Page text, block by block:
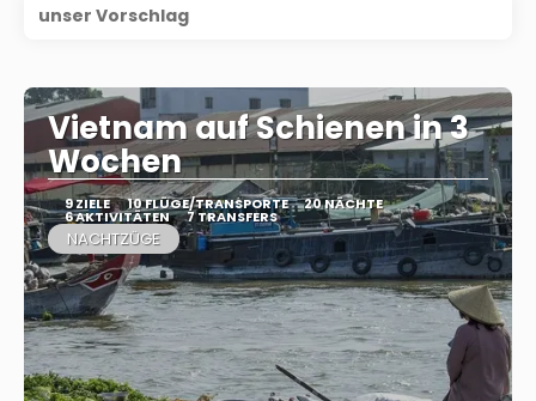
unser Vorschlag
Vietnam auf Schienen in 3
Wochen
9 ZIELE 10 FLÜGE/TRANSPORTE 20 NÄCHTE
6 AKTIVITÄTEN 7 TRANSFERS
NACHTZÜGE